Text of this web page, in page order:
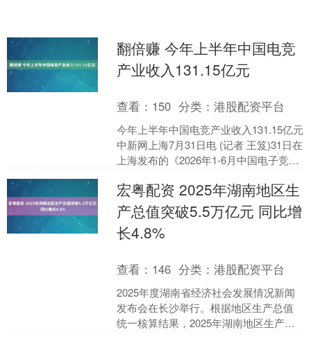
翻倍赚 今年上半年中国电竞
产业收入131.15亿元
查看： 150 分类：港股配资平台
今年上半年中国电竞产业收入131.15亿元
中新网上海7月31日电 (记者 王笈)31日在
上海发布的《2026年1-6月中国电子竞技
宏粤配资 2025年湖南地区生
产总值突破5.5万亿元 同比增
长4.8%
查看： 146 分类：港股配资平台
2025年度湖南省经济社会发展情况新闻
发布会在长沙举行。根据地区生产总值
统一核算结果，2025年湖南地区生产总